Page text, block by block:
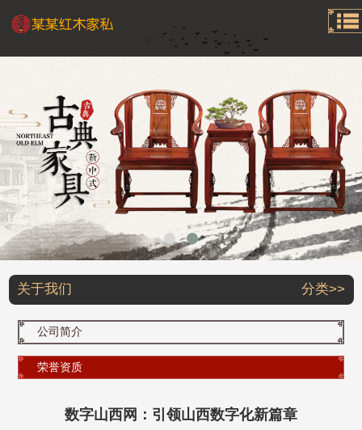
关于我们 分类>>
公司简介
荣誉资质
数字山西网：引领山西数字化新篇章